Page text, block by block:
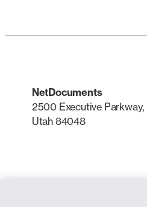
NetDocuments
2500 Executive
Utah 84048